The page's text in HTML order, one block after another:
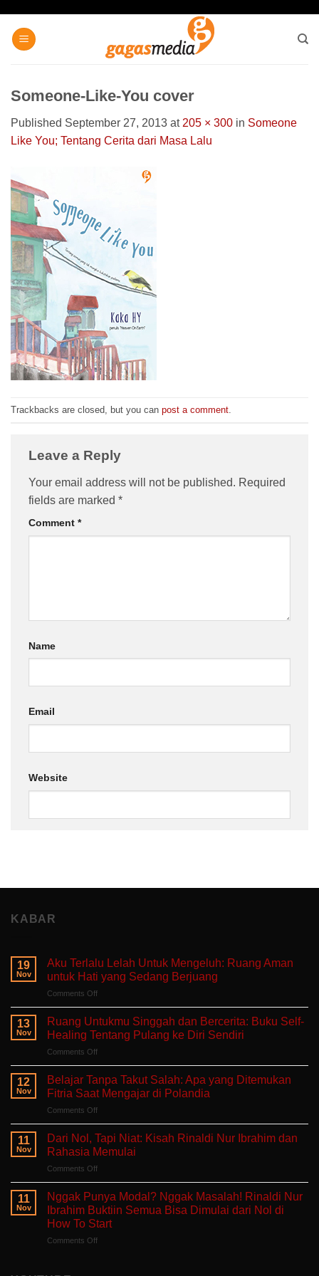
content
Someone-Like-You cover
Published September 27, 2013 at 205 × 300 in Someone
Like You; Tentang Cerita dari Masa Lalu
Trackbacks are closed, but you can post a comment
Leave a Reply
Your email address will not be published. Required
fields are marked *
Comment *
Name
Email
Website
KABAR
19
Nov
Aku Terlalu Lelah Untuk Mengeluh: Ruang Aman
untuk Hati yang Sedang Berjuang
Comments Offon
Terlalu
Untuk
Mengeluh:
Ruang
Aman
untuk
Sedang
Berjuang
13
Nov
Ruang Untukmu Singgah dan Bercerita: Buku Self-
Healing Tentang Pulang ke Diri Sendiri
Comments Offon
Untukmu
Singgah
dan
Bercerita:
Buku
Self-
Healing
ke
Diri
Sendiri
12
Nov
Belajar Tanpa Takut Salah: Apa yang Ditemukan
Fitria Saat Mengajar di Polandia
Comments Offon
Tanpa
Takut
Salah:
Apa
yang
Ditemukan
Fitria
Saat
Mengajar
di
11
Nov
Dari Nol, Tapi Niat: Kisah Rinaldi Nur Ibrahim dan
Rahasia Memulai
Comments Offon
Tapi
Niat:
Kisah
Rinaldi
11
Nov
Nggak Punya Modal? Nggak Masalah! Rinaldi Nur
Ibrahim Buktiin Semua Bisa Dimulai dari Nol di
How To Start
Comments Offon